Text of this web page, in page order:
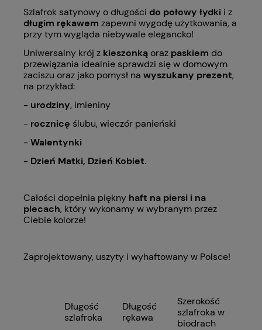
Szlafrok satynowy o długości do połowy łydki i z
długim rękawem zapewni wygodę użytkowania, a
przy tym wygląda niebywale elegancko!
Uniwersalny krój z kieszonką oraz paskiem do
przewiązania idealnie sprawdzi się w domowym
zaciszu oraz jako pomysł na wyszukany prezent,
na przykład:
- urodziny, imieniny
- rocznicę ślubu, wieczór panieński
-Walentynki
- Dzień Matki, Dzień Kobiet.
Całości dopełnia piękny haft na piersi i na
plecach, który wykonamy w wybranym przez
Ciebie kolorze!
Zaprojektowany, uszyty i wyhaftowany w Polsce!
Długość
szlafroka
Długość
rękawa
Szerokość
szlafroka w
biodrach